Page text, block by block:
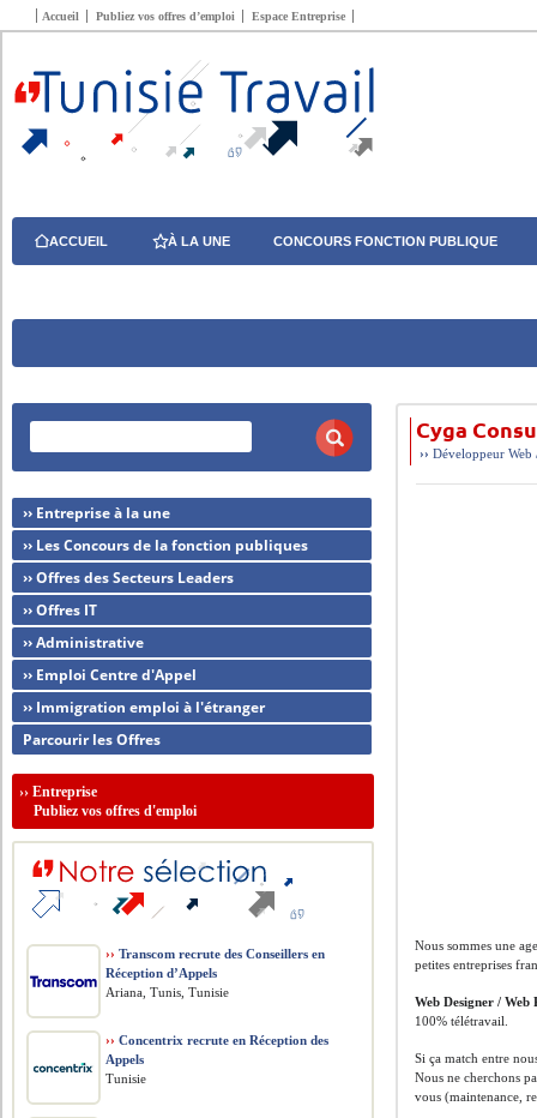
Accueil Publiez vos offres d’emploi Espace Entreprise
ACCUEIL À LA UNE CONCOURS FONCTION PUBLIQUE
Cyga
››Développeur
Nous sommes une
petites entreprises
Web Designer / Web
100% télétravail.
Si ça match entre
Nous ne cherchons
vous (maintenance,
›› Entreprise à la une
›› Les Concours de la fonction publiques
›› Offres des Secteurs Leaders
›› Offres IT
›› Administrative
›› Emploi Centre d'Appel
›› Immigration emploi à l'étranger
Parcourir les Offres
››Entreprise
Publiez vos offres d'emploi
›› Transcom recrute des Conseillers en
Réception d’Appels
Ariana, Tunis, Tunisie
›› Concentrix recrute en Réception des
Appels
Tunisie